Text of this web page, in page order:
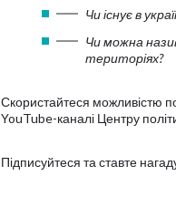
Чи існує в
Чи можна
територіях?
Скористайтеся можливістю
YouTube-каналі Центру
Підписуйтеся та ставте